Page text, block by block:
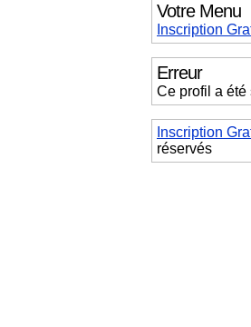
Votre Menu
Inscription
Erreur
Ce profil a été
Inscription
réservés